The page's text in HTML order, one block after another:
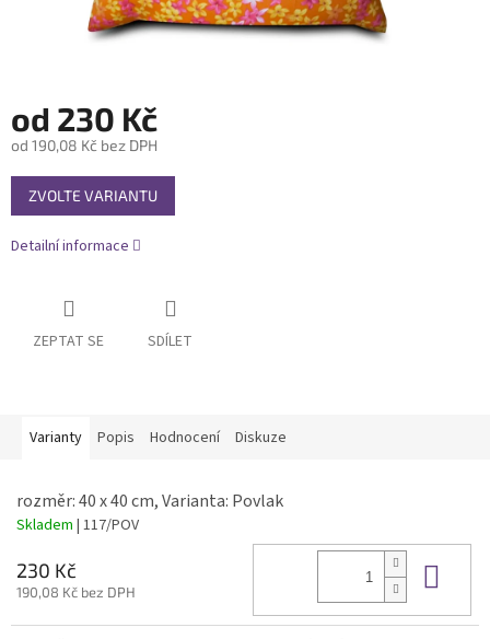
od 230 Kč
od 190,08 Kč bez DPH
Měrná
cena:
ZVOLTE VARIANTU
Detailní informace
ZEPTAT SE SDÍLET
Varianty Popis Hodnocení Diskuze
rozměr: 40 x 40 cm, Varianta: Povlak
Skladem | 117/POV
230 Kč
190,08 Kč bez DPH